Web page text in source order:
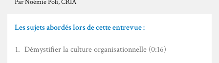
Les sujets abordés lors de cette entrevue :
Démystifier la culture organisationnelle (0:16)